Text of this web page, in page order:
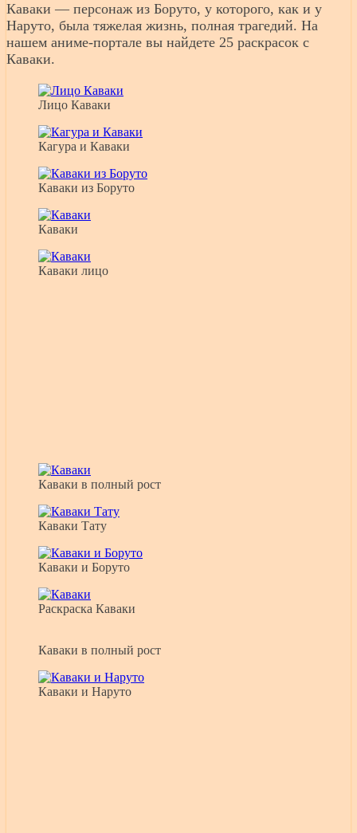
Каваки — персонаж из Боруто, у которого, как и у
Наруто, была тяжелая жизнь, полная трагедий. На
нашем аниме-портале вы найдете 25 раскрасок с
Каваки.
Лицо Каваки
Кагура и Каваки
Каваки из Боруто
Каваки
Каваки лицо
Каваки в полный рост
Каваки Тату
Каваки и Боруто
Раскраска Каваки
Каваки в полный рост
Каваки и Наруто